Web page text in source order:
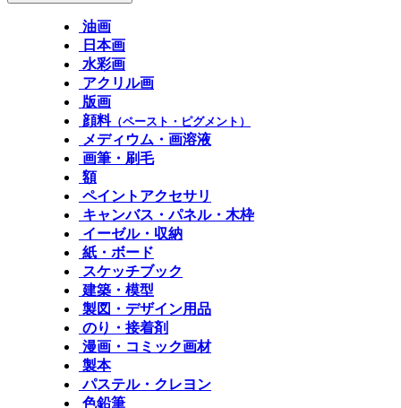
油画
日本画
水彩画
アクリル画
版画
顔料（ペースト・ピグメント）
メディウム・画溶液
画筆・刷毛
額
ペイントアクセサリ
キャンバス・パネル・木枠
イーゼル・収納
紙・ボード
スケッチブック
建築・模型
製図・デザイン用品
のり・接着剤
漫画・コミック画材
製本
パステル・クレヨン
色鉛筆